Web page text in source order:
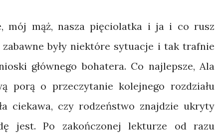
mój mąż, nasza pięciolatka i ja i co rusz
były niektóre sytuacje i tak trafnie
głównego bohatera. Co najlepsze, Ala
porą o przeczytanie kolejnego rozdziału
ciekawa, czy rodzeństwo znajdzie ukryty
jest. Po zakończonej lekturze od razu